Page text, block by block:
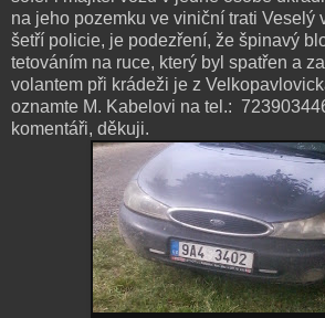
na jeho pozemku ve viniční trati Veselý
šetří policie, je podezření, že špinavý
tetováním na ruce, který byl spatřen a
volantem při krádeži je z
oznamte M. Kabelovi na tel.:
komentáři, děkuji.